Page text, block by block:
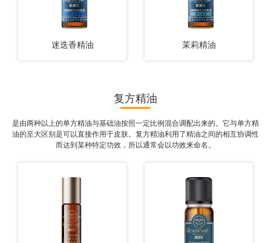
迷迭香精油
查看更多
茉莉精油
查看更多
复方精油
是由两种以上的单方精油与基础油按照一定比例混合调配出来的。它与单方精
油的至大区别是可以直接作用于皮肤。复方精油利用了精油之间的相互协调性
而达到某种特定功效，所以通常会以功效来命名。